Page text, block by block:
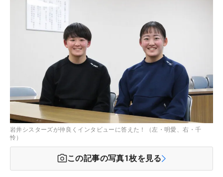
岩井シスターズが仲良くインタビューに答えた！（左・明愛、右・千
怜）
この記事の写真1枚を見る